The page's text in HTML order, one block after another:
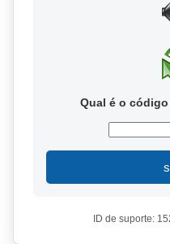
Qual é o
ID de suporte: